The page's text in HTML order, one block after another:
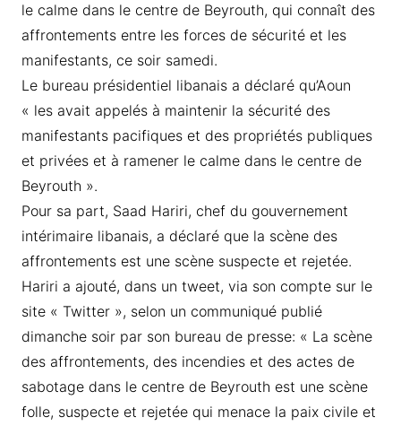
le calme dans le centre de Beyrouth, qui connaît des
affrontements entre les forces de sécurité et les
manifestants, ce soir samedi.
Le bureau présidentiel libanais a déclaré qu’Aoun
« les avait appelés à maintenir la sécurité des
manifestants pacifiques et des propriétés publiques
et privées et à ramener le calme dans le centre de
Beyrouth ».
Pour sa part, Saad Hariri, chef du gouvernement
intérimaire libanais, a déclaré que la scène des
affrontements est une scène suspecte et rejetée.
Hariri a ajouté, dans un tweet, via son compte sur le
site « Twitter », selon un communiqué publié
dimanche soir par son bureau de presse: « La scène
des affrontements, des incendies et des actes de
sabotage dans le centre de Beyrouth est une scène
folle, suspecte et rejetée qui menace la paix civile et